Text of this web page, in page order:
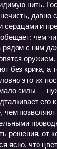
нить.
давно
сердцами и
чем
рядом с ним
без крика, а
это их
силы —
его
решения, от
ясно, что